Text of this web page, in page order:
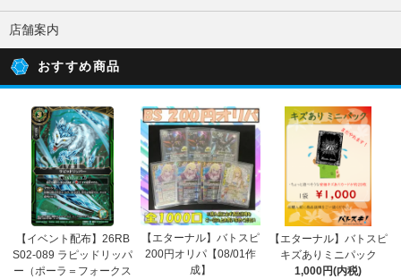
店舗案内
おすすめ商品
【イベント配布】26RB
S02-089 ラピッドリッパ
ー（ポーラ＝フォークス
【エターナル】バトスピ
200円オリパ【08/01作
成】
【エターナル】バトスピ
キズありミニパック
1,000円(内税)